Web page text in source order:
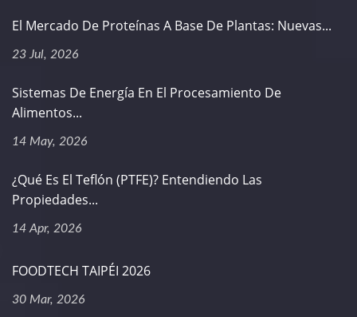
El Mercado De Proteínas A Base De Plantas: Nuevas...
23 Jul, 2026
Sistemas De Energía En El Procesamiento De
Alimentos...
14 May, 2026
¿Qué Es El Teflón (PTFE)? Entendiendo Las
Propiedades...
14 Apr, 2026
FOODTECH TAIPÉI 2026
30 Mar, 2026